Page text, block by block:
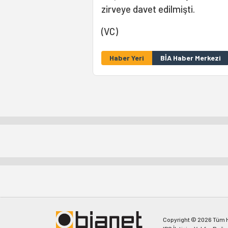
zirveye davet edilmişti.
(VC)
Haber Yeri BİA Haber Merkezi
Copyright © 2026 Tüm